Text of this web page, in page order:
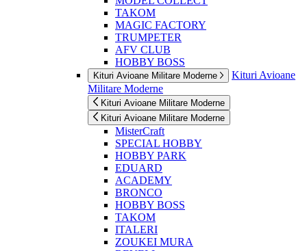
TAKOM
MAGIC FACTORY
TRUMPETER
AFV CLUB
HOBBY BOSS
Kituri Avioane Militare Moderne
Kituri Avioane
Militare Moderne
Kituri Avioane Militare Moderne
Kituri Avioane Militare Moderne
MisterCraft
SPECIAL HOBBY
HOBBY PARK
EDUARD
ACADEMY
BRONCO
HOBBY BOSS
TAKOM
ITALERI
ZOUKEI MURA